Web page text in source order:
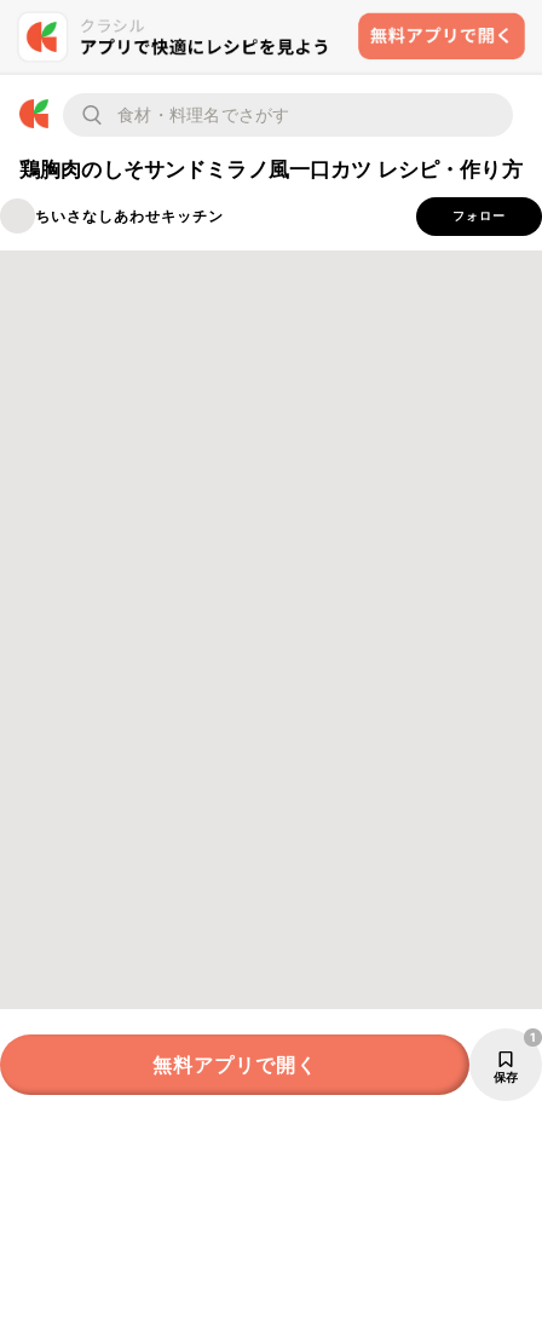
鶏胸肉のしそサンドミラノ風一口カツ レシピ・作り方
ちいさなしあわせキッチン フォロー
無料アプリで開く 保存
1